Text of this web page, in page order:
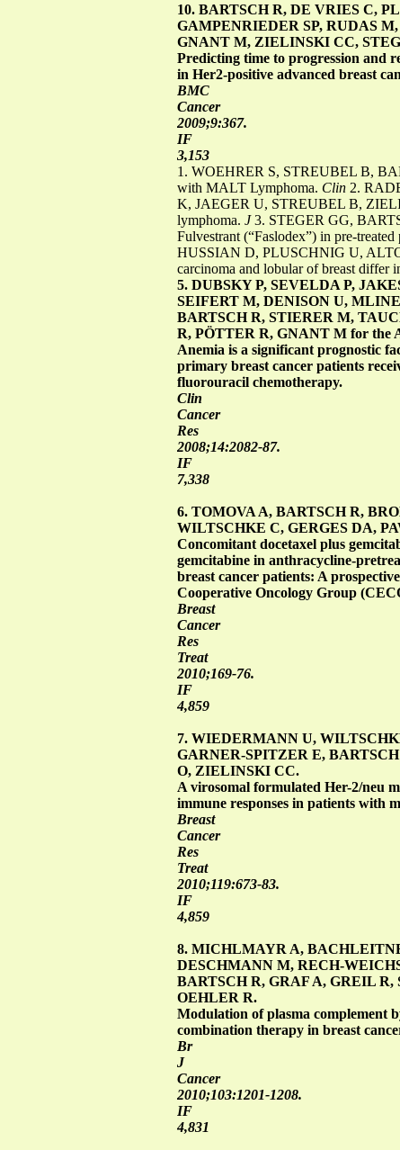
10. BARTSCH R, DE VRIES C,
GAMPENRIEDER SP, RUDAS
GNANT M, ZIELINSKI CC,
Predicting time to progression and
in Her2-positive advanced breast
BMC
Cancer
2009;9:367.
IF
3,153
1. WOEHRER S, STREUBEL B,
with MALT Lymphoma. Clin 2.
K, JAEGER U, STREUBEL B,
lymphoma. J3. STEGER GG,
Fulvestrant (“Faslodex”) in pre-
HUSSIAN D, PLUSCHNIG U,
carcinoma and lobular of breast differ
5. DUBSKY P, SEVELDA P,
SEIFERT M, DENISON U,
BARTSCH R, STIERER M,
R, PÖTTER R, GNANT M for the
Anemia is a significant prognostic
primary breast cancer patients
fluorouracil chemotherapy.
Clin
Cancer
Res
2008;14:2082-87.
IF
7,338
6. TOMOVA A, BARTSCH R,
WILTSCHKE C, GERGES DA,
Concomitant docetaxel plus
gemcitabine in anthracycline-
breast cancer patients: A
Cooperative Oncology Group
Breast
Cancer
Res
Treat
2010;169-76.
IF
4,859
7. WIEDERMANN U,
GARNER-SPITZER E,
O, ZIELINSKI CC.
A virosomal formulated Her-2/neu
immune responses in patients with
Breast
Cancer
Res
Treat
2010;119:673-83.
IF
4,859
8. MICHLMAYR A,
DESCHMANN M, RECH-
BARTSCH R, GRAF A, GREIL
OEHLER R.
Modulation of plasma complement
combination therapy in breast
Br
J
Cancer
2010;103:1201-1208.
IF
4,831